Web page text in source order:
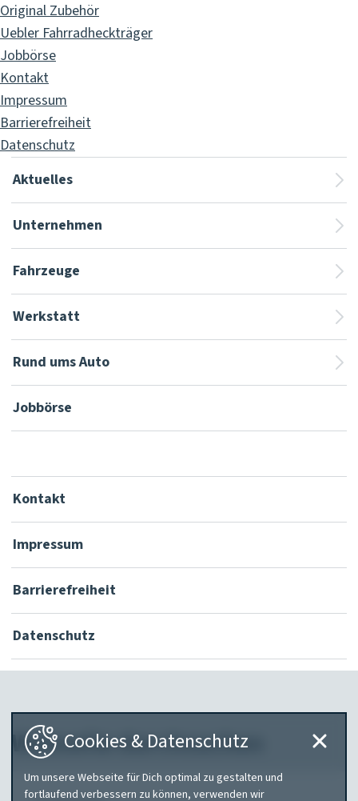
Original Zubehör
Uebler Fahrradheckträger
Jobbörse
Kontakt
Impressum
Barrierefreiheit
Datenschutz
Aktuelles
Unternehmen
Fahrzeuge
Werkstatt
Rund ums Auto
Jobbörse
Kontakt
Impressum
Barrierefreiheit
Datenschutz
Webseite durchsuchen
Was
Cookies & Datenschutz
Um unsere Webseite für Dich optimal zu gestalten und
fortlaufend verbessern zu können, verwenden wir